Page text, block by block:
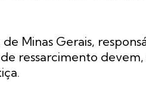
Minas Gerais,
ressarcimento